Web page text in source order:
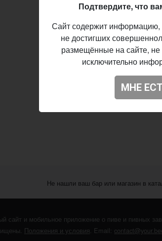
Не нашли ваш бар или магазин в
сайт и мобильное приложение о пиве и пивных
Положения и условия. Email:
Подтвердите, что
Сайт содержит
не достигших
размещённые на сайте,
исключительно
МНЕ